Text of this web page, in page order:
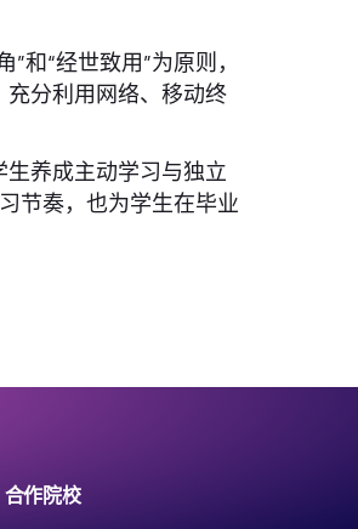
和“经世致用”为原则，
分利用网络、移动终
养成主动学习与独立
节奏，也为学生在毕业
合作院校